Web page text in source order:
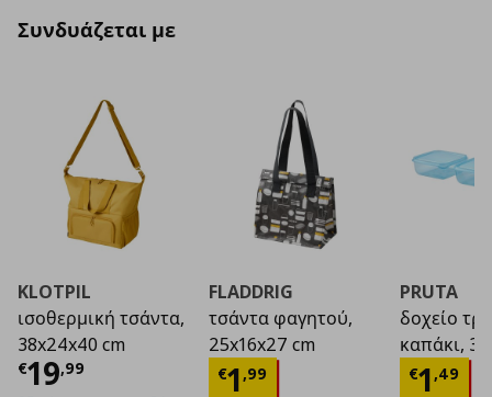
Συνδυάζεται με
KLOTPIL
ισοθερμική τσάντα,
38x24x40 cm
€19,99
Τρέχουσα τιμή€ 19,99
FLADDRIG
τσάντα φαγητού,
25x16x27 cm
€1,99
Τρέχουσα τιμή€
PRUTA
δοχείο
καπάκι, 3
€1,49